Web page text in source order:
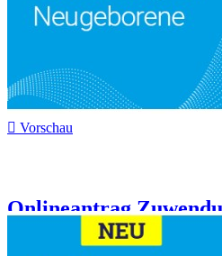
 Vorschau
Onlineantrag